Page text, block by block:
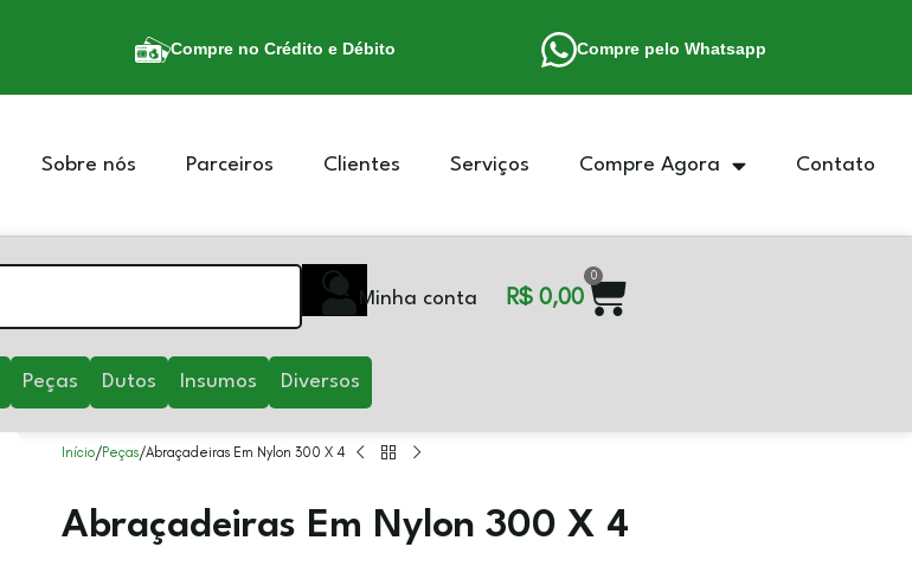
Compre no Crédito e Débito Compre pelo Whatsapp
Sobre nós Parceiros Clientes Serviços Compre Agora Contato
Minha conta R$ 0,00
0
Peças Dutos Insumos Diversos
Início Peças Abraçadeiras Em Nylon 300 X 4
Abraçadeiras Em Nylon 300 X 4